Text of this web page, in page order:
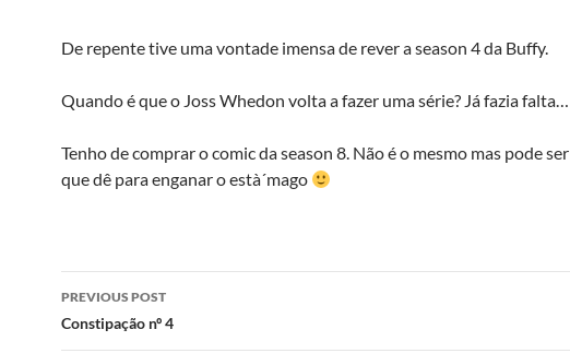
De repente tive uma vontade imensa de rever a season 4 da Buffy.
Quando é que o Joss Whedon volta a fazer uma série? Já fazia falta…
Tenho de comprar o comic da season 8. Não é o mesmo mas pode ser
que dê para enganar o està´mago
Post
navigation
PREVIOUS POST
Constipação nº 4